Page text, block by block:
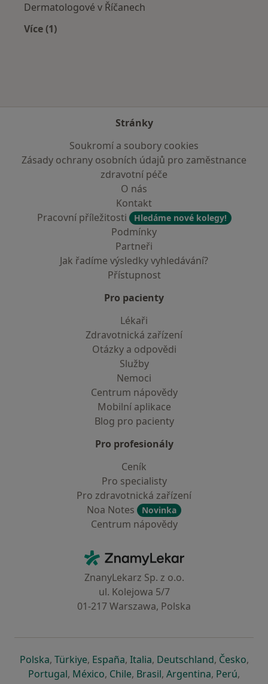
Dermatologové v Říčanech
Více (1)
Stránky
Soukromí a soubory cookies
Zásady ochrany osobních údajů pro zaměstnance
zdravotní péče
O nás
Kontakt
Pracovní příležitosti
Hledáme nové kolegy!
Podmínky
Partneři
Jak řadíme výsledky vyhledávání?
Přístupnost
Pro pacienty
Lékaři
Zdravotnická zařízení
Otázky a odpovědi
Služby
Nemoci
Centrum nápovědy
Mobilní aplikace
Blog pro pacienty
Pro profesionály
Ceník
Pro specialisty
Pro zdravotnická zařízení
Noa Notes
Novinka
Centrum nápovědy
ZnamyLekar - Hlavní stránka
ZnanyLekarz Sp. z o.o.
ul. Kolejowa 5/7
01-217 Warszawa, Polska
Polskase otevře v nové záložce
, Türkiyese otevře v nové záložce
, Españase otevře v nové záložce
, Italiase otevře v nové záložce
, Deutschlandse otevře v
, Českose
,
Portugalse otevře v nové záložce
, Méxicose otevře v nové záložce
, Chilese otevře v nové záložce
, Brasilse otevře v nové
, Argentinase otevře v
, Perúse
,